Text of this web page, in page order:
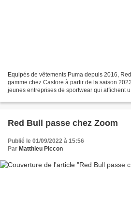
Equipés de vêtements Puma depuis 2016,
gamme chez Castore à partir de la saison
jeunes entreprises de sportwear qui affichent
Red Bull passe chez Zoom
Publié le 01/09/2022 à 15:56
Par Matthieu Piccon